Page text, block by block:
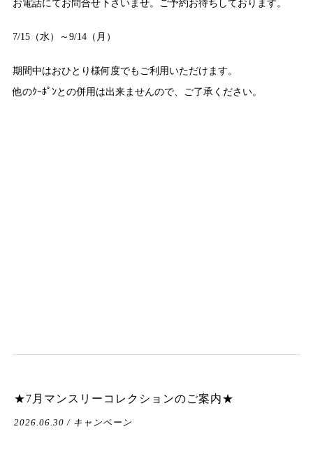
お電話にてお問合せ下さいませ。ご予約お待ちしております。
7/15（水）～9/14（月）
期間中はおひとり様何度でもご利用いただけます。
他のｸｰﾎﾟﾝとの併用は出来ませんので、ご了承ください。
★7月マンスリーコレクションのご案内★
2026.06.30 / キャンペーン